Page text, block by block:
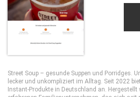
Street Soup – gesunde Suppen und Porridges.
lecker und unkompliziert im Alltag. Seit 2022
Instant-Produkte in Deutschland an. Hergestellt